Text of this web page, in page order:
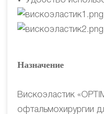
Назначение
Вискоэластик
офтальмохирургии